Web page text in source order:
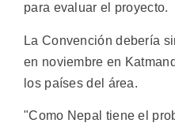
para evaluar el proyecto.
La Convención debería
en noviembre en
los países del área.
"Como Nepal tiene el